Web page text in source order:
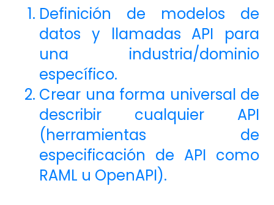
Definición de modelos de
datos y llamadas API para
una industria/dominio
específico.
Crear una forma universal de
describir cualquier API
(herramientas de
especificación de API como
RAML u OpenAPI).